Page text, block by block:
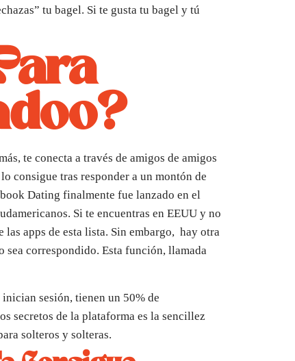
tu bagel. Si te gusta tu bagel y tú
te conecta a través de amigos de amigos
consigue tras responder a un montón de
Dating finalmente fue lanzado en el
Si te encuentras en EEUU y no
apps de esta lista. Sin embargo, hay otra
sea correspondido. Esta función, llamada
sesión, tienen un 50% de
secretos de la plataforma es la sencillez
solteros y solteras.